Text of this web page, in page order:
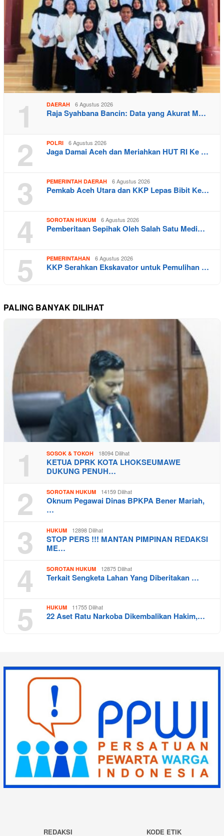
1 DAERAH 6 Agustus 2026
Raja Syahbana Bancin: Data yang Akurat M…
2 POLRI 6 Agustus 2026
Jaga Damai Aceh dan Meriahkan HUT RI Ke …
3 PEMERINTAH DAERAH 6 Agustus 2026
Pemkab Aceh Utara dan KKP Lepas Bibit Ke…
4 SOROTAN HUKUM 6 Agustus 2026
Pemberitaan Sepihak Oleh Salah Satu Medi…
5 PEMERINTAHAN 6 Agustus 2026
KKP Serahkan Ekskavator untuk Pemulihan …
PALING BANYAK DILIHAT
1 SOSOK & TOKOH 18094 Dilihat
KETUA DPRK KOTA LHOKSEUMAWE
DUKUNG PENUH…
2 SOROTAN HUKUM 14159 Dilihat
Oknum Pegawai Dinas BPKPA Bener Mariah,
…
3 HUKUM 12898 Dilihat
STOP PERS !!! MANTAN PIMPINAN REDAKSI
ME…
4 SOROTAN HUKUM 12875 Dilihat
Terkait Sengketa Lahan Yang Diberitakan …
5 HUKUM 11755 Dilihat
22 Aset Ratu Narkoba Dikembalikan Hakim,…
REDAKSI KODE ETIK